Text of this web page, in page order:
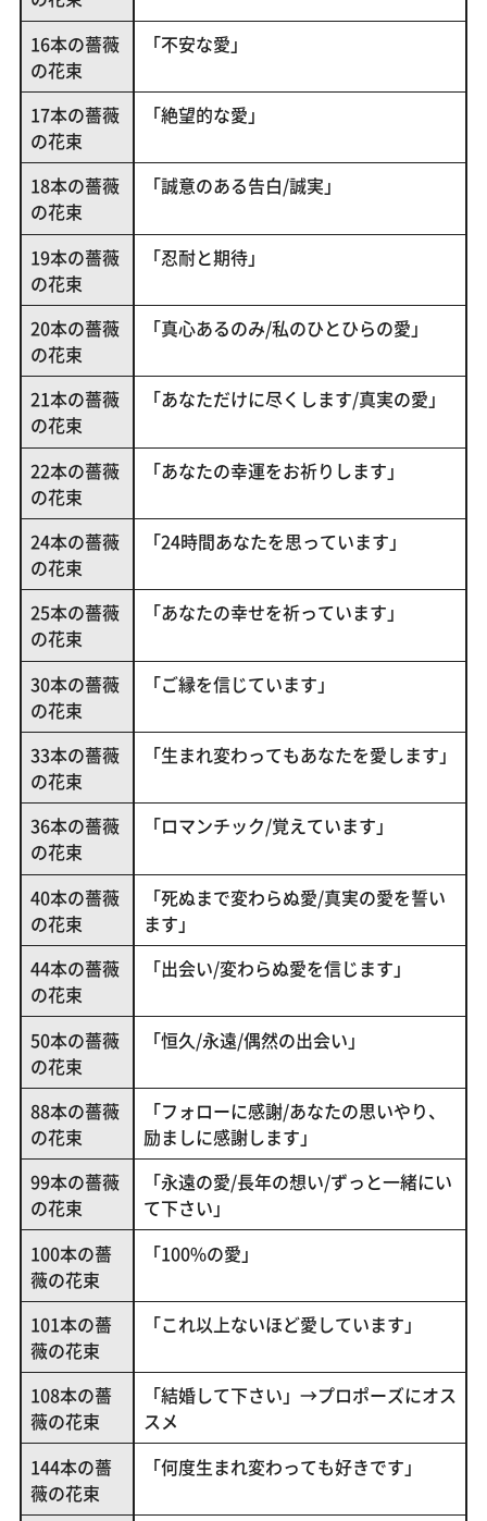
16本の薔薇
の花束
「不安な愛」
17本の薔薇
の花束
「絶望的な愛」
18本の薔薇
の花束
「誠意のある告白/誠実」
19本の薔薇
の花束
「忍耐と期待」
20本の薔薇
の花束
「真心あるのみ/私のひとひらの愛」
21本の薔薇
の花束
「あなただけに尽くします/真実の愛」
22本の薔薇
の花束
「あなたの幸運をお祈りします」
24本の薔薇
の花束
「24時間あなたを思っています」
25本の薔薇
の花束
「あなたの幸せを祈っています」
30本の薔薇
の花束
「ご縁を信じています」
33本の薔薇
の花束
「生まれ変わってもあなたを愛します」
36本の薔薇
の花束
「ロマンチック/覚えています」
40本の薔薇
の花束
「死ぬまで変わらぬ愛/真実の愛を誓い
ます」
44本の薔薇
の花束
「出会い/変わらぬ愛を信じます」
50本の薔薇
の花束
「恒久/永遠/偶然の出会い」
88本の薔薇
の花束
「フォローに感謝/あなたの思いやり、
励ましに感謝します」
99本の薔薇
の花束
「永遠の愛/長年の想い/ずっと一緒にい
て下さい」
100本の薔
薇の花束
「100%の愛」
101本の薔
薇の花束
「これ以上ないほど愛しています」
108本の薔
薇の花束
「結婚して下さい」→プロポーズにオス
スメ
144本の薔
薇の花束
「何度生まれ変わっても好きです」